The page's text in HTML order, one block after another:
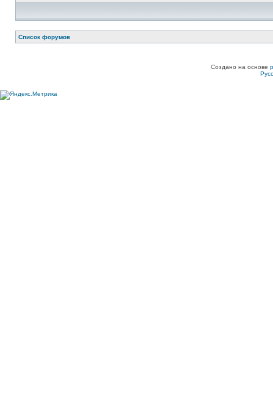
Список форумов
Создано на основе